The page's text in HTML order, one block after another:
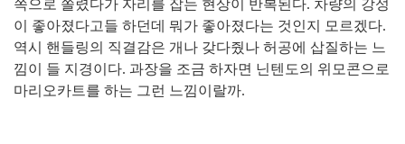
쪽으로 쏠렸다가 자리를 잡는 현상이 반복된다. 차량의 강성
이 좋아졌다고들 하던데 뭐가 좋아졌다는 것인지 모르겠다.
역시 핸들링의 직결감은 개나 갖다줬나 허공에 삽질하는 느
낌이 들 지경이다. 과장을 조금 하자면 닌텐도의 위모콘으로
마리오카트를 하는 그런 느낌이랄까.